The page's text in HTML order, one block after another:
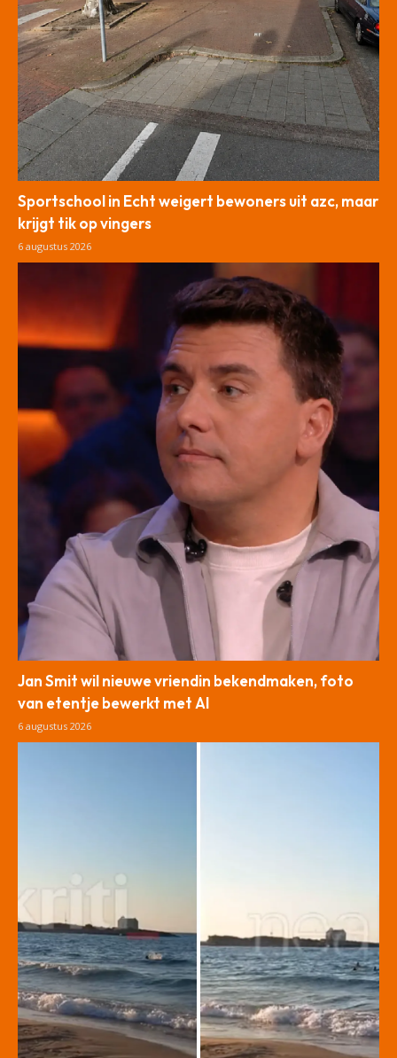
Sportschool in Echt weigert bewoners uit azc, maar
krijgt tik op vingers
6 augustus 2026
Jan Smit wil nieuwe vriendin bekendmaken, foto
van etentje bewerkt met AI
6 augustus 2026